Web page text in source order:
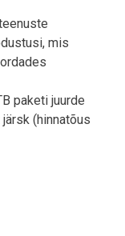
mis
paketi juurde
(hinnatõus